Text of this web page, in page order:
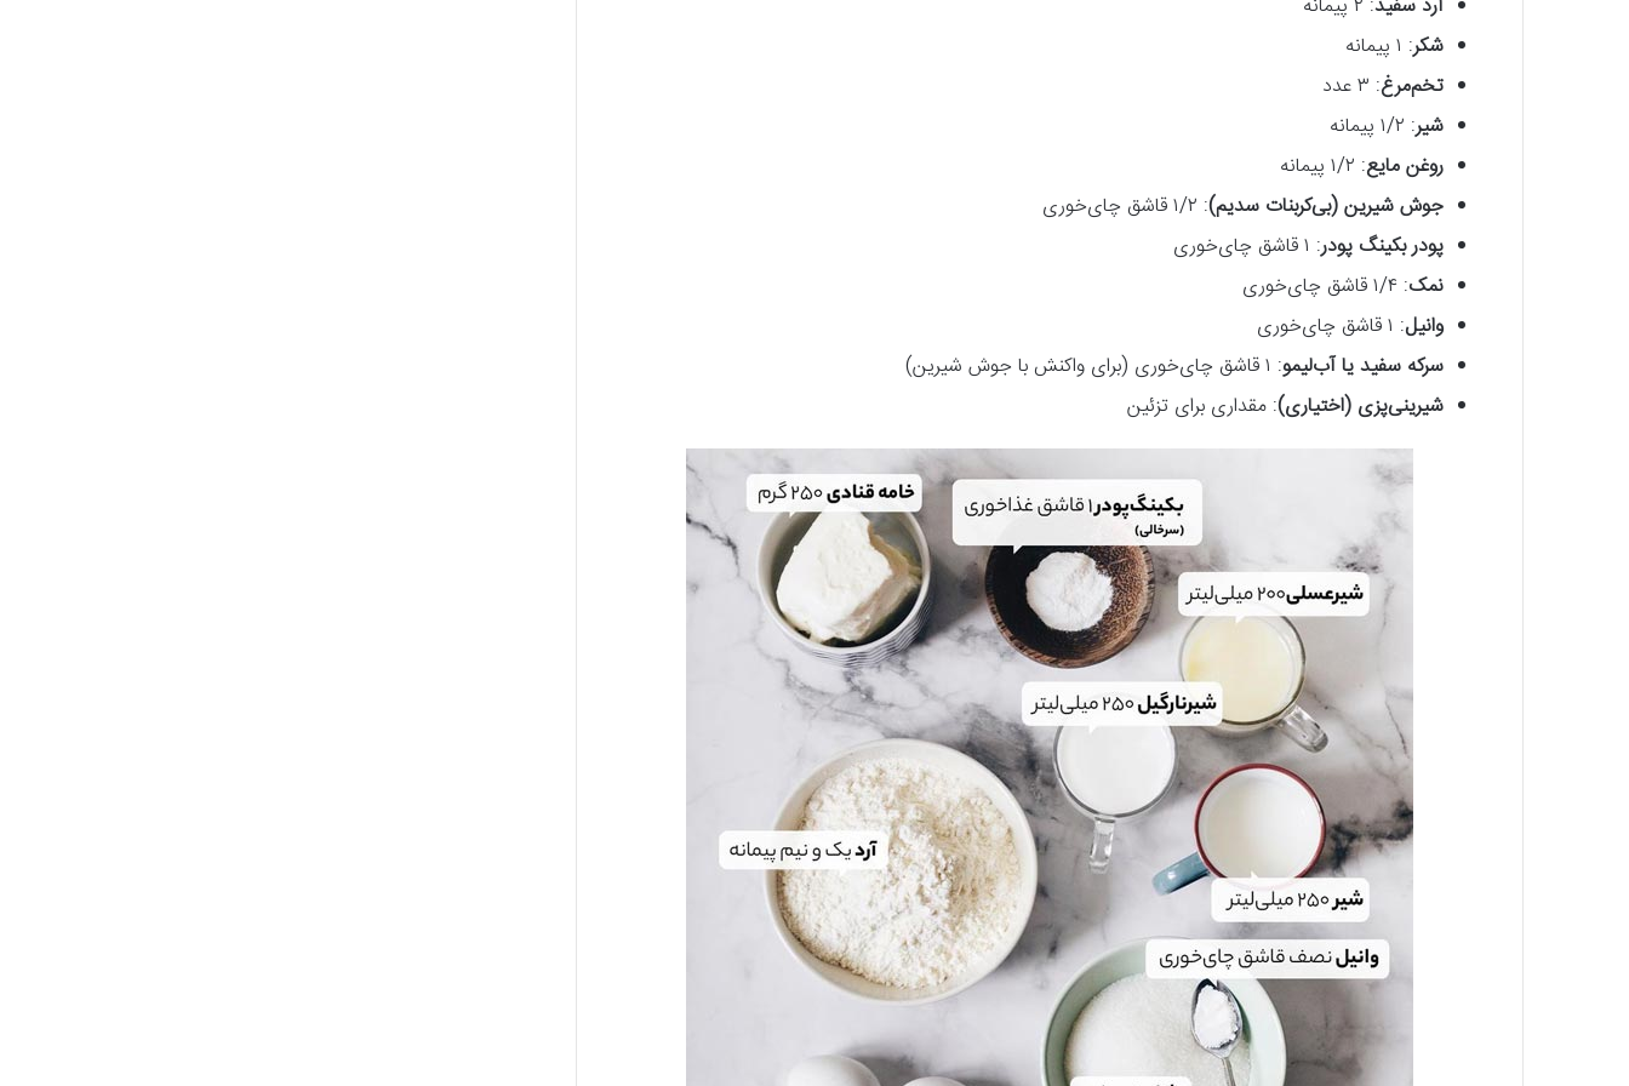
شکر: ۱ پیمانه
تخم‌مرغ: ۳ عدد
شیر: ۱/۲ پیمانه
روغن مایع: ۱/۲ پیمانه
جوش شیرین (بی‌کربنات سدیم): ۱/۲ قاشق چای‌خوری
پودر بکینگ پودر: ۱ قاشق چای‌خوری
نمک: ۱/۴ قاشق چای‌خوری
وانیل: ۱ قاشق چای‌خوری
سرکه سفید یا آب‌لیمو: ۱ قاشق چای‌خوری (برای واکنش با جوش شیرین)
شیرینی‌پزی (اختیاری): مقداری برای تزئین